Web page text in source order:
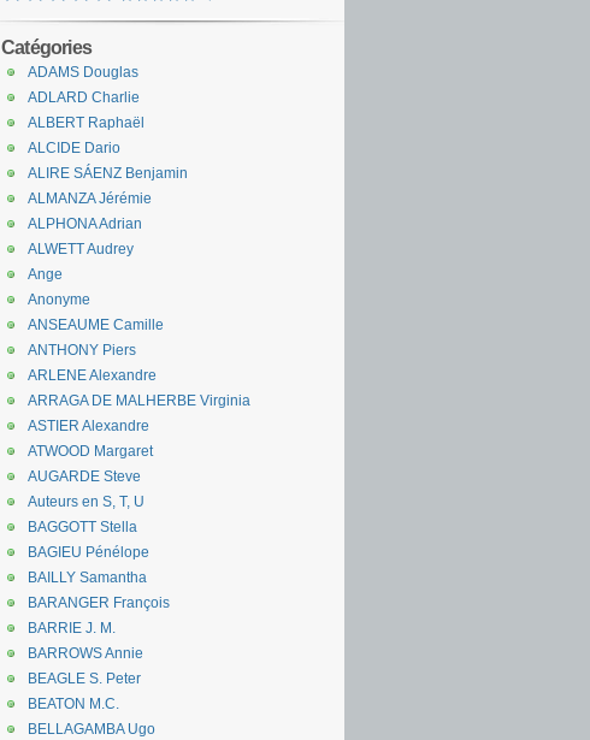
Catégories
ADAMS Douglas
ADLARD Charlie
ALBERT Raphaël
ALCIDE Dario
ALIRE SÁENZ Benjamin
ALMANZA Jérémie
ALPHONA Adrian
ALWETT Audrey
Ange
Anonyme
ANSEAUME Camille
ANTHONY Piers
ARLENE Alexandre
ARRAGA DE MALHERBE Virginia
ASTIER Alexandre
ATWOOD Margaret
AUGARDE Steve
Auteurs en S, T, U
BAGGOTT Stella
BAGIEU Pénélope
BAILLY Samantha
BARANGER François
BARRIE J. M.
BARROWS Annie
BEAGLE S. Peter
BEATON M.C.
BELLAGAMBA Ugo